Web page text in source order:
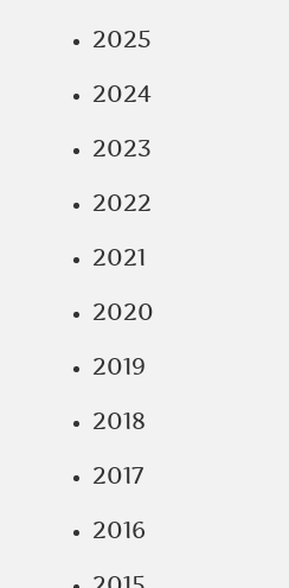
2025
2024
2023
2022
2021
2020
2019
2018
2017
2016